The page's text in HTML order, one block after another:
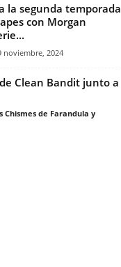
la segunda temporada
con Morgan
noviembre, 2024
de Clean Bandit junto a
Chismes de Farandula y